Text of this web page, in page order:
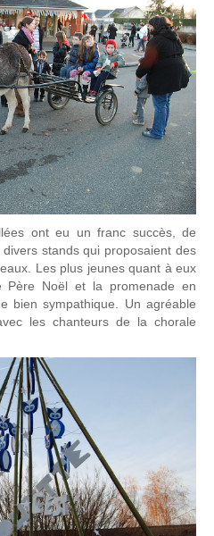
ont eu un franc succès, de
stands qui proposaient des
Les plus jeunes quant à eux
Père Noël et la promenade en
bien sympathique. Un agréable
les chanteurs de la chorale